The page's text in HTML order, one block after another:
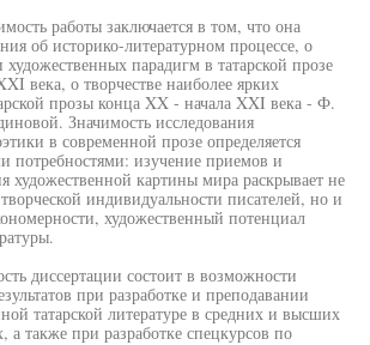
работы заключается в том, что она
об историко-литературном процессе, о
парадигм в татарской прозе
века, о творчестве наиболее ярких
прозы конца XX - начала XXI века - Ф.
Значимость исследования
в современной прозе определяется
потребностями: изучение приемов и
художественной картины мира раскрывает не
индивидуальности писателей, но и
художественный потенциал
диссертации состоит в возможности
при разработке и преподавании
татарской литературе в средних и высших
а также при разработке спецкурсов по